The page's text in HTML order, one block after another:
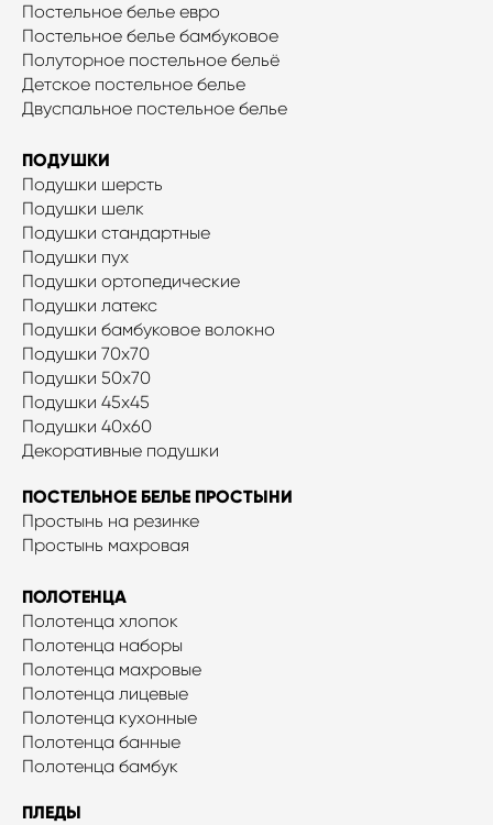
Постельное белье евро
Постельное белье бамбуковое
Полуторное постельное бельё
Детское постельное белье
Двуспальное постельное белье
ПОДУШКИ
Подушки шерсть
Подушки шелк
Подушки стандартные
Подушки пух
Подушки ортопедические
Подушки латекс
Подушки бамбуковое волокно
Подушки 70x70
Подушки 50x70
Подушки 45x45
Подушки 40х60
Декоративные подушки
ПОСТЕЛЬНОЕ БЕЛЬЕ ПРОСТЫНИ
Простынь на резинке
Простынь махровая
ПОЛОТЕНЦА
Полотенца хлопок
Полотенца наборы
Полотенца махровые
Полотенца лицевые
Полотенца кухонные
Полотенца банные
Полотенца бамбук
ПЛЕДЫ